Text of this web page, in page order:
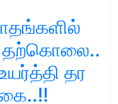
தற்கொலை..
தர